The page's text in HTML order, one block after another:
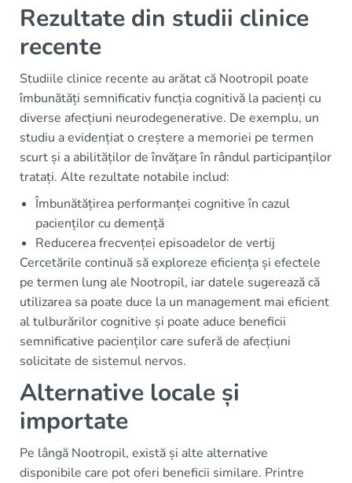
Rezultate din studii clinice
recente
Studiile clinice recente au arătat că Nootropil poate
îmbunătăți semnificativ funcția cognitivă la pacienți cu
diverse afecțiuni neurodegenerative. De exemplu, un
studiu a evidențiat o creștere a memoriei pe termen
scurt și a abilităților de învățare în rândul participanților
tratați. Alte rezultate notabile includ:
Îmbunătățirea performanței cognitive în cazul
pacienților cu demență
Reducerea frecvenței episoadelor de vertij
Cercetările continuă să exploreze eficiența și efectele
pe termen lung ale Nootropil, iar datele sugerează că
utilizarea sa poate duce la un management mai eficient
al tulburărilor cognitive și poate aduce beneficii
semnificative pacienților care suferă de afecțiuni
solicitate de sistemul nervos.
Alternative locale și
importate
Pe lângă Nootropil, există și alte alternative
disponibile care pot oferi beneficii similare. Printre